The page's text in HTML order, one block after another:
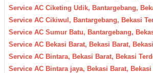
Service AC Ciketing Udik, Bantargebang,
Service AC Cikiwul, Bantargebang, Bekasi
Service AC Sumur Batu, Bantargebang,
Service AC Bekasi Barat, Bekasi Barat,
Service AC Bintara, Bekasi Barat, Bekasi
Service AC Bintara jaya, Bekasi Barat, Bekasi